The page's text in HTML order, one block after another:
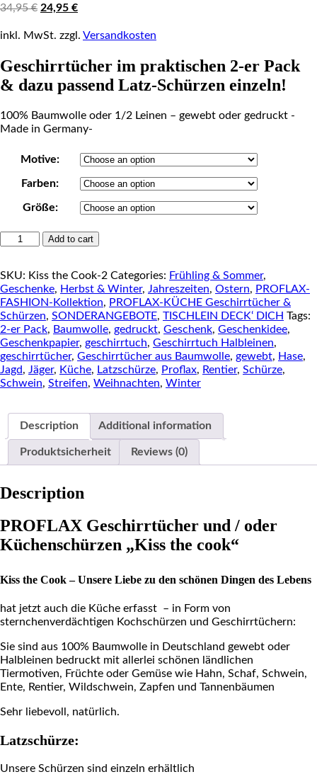
34,95€ Original
was:
24,95 €Current
is:
inkl. MwSt. zzgl. Versandkosten
Geschirrtücher im praktischen 2-er Pack
& dazu passend Latz-Schürzen einzeln!
100% Baumwolle oder 1/2 Leinen – gewebt oder gedruckt -
Made in Germany-
Motive:
Farben:
Größe:
PROFLAX
Küchenschürze
"Kiss
the
cook"
quantity
Add to cart
SKU: Kiss the Cook-2 Categories: Frühling & Sommer,
Geschenke, Herbst & Winter, Jahreszeiten, Ostern, PROFLAX-
FASHION-Kollektion, PROFLAX-KÜCHE Geschirrtücher &
Schürzen, SONDERANGEBOTE, TISCHLEIN DECK‘ DICH Tags:
2-er Pack, Baumwolle, gedruckt, Geschenk, Geschenkidee,
Geschenkpapier, geschirrtuch, Geschirrtuch Halbleinen,
geschirrtücher, Geschirrtücher aus Baumwolle, gewebt, Hase,
Jagd, Jäger, Küche, Latzschürze, Proflax, Rentier, Schürze,
Schwein, Streifen, Weihnachten, Winter
Description Additional information
Produktsicherheit Reviews (0)
Description
PROFLAX Geschirrtücher und / oder
Küchenschürzen „Kiss the cook“
Kiss the Cook – Unsere Liebe zu den schönen Dingen des Lebens
hat jetzt auch die Küche erfasst – in Form von
sternchenverdächtigen Kochschürzen und Geschirrtüchern:
Sie sind aus 100% Baumwolle in Deutschland gewebt oder
Halbleinen bedruckt mit allerlei schönen ländlichen
Tiermotiven, Früchte oder Gemüse wie Hahn, Schaf, Schwein,
Ente, Rentier, Wildschwein, Zapfen und Tannenbäumen
Sehr liebevoll, natürlich.
Latzschürze:
Unsere Schürzen sind einzeln erhältlich